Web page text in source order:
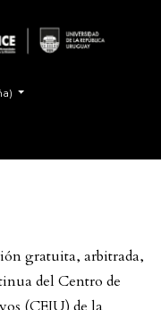
gratuita, arbitrada,
del Centro de